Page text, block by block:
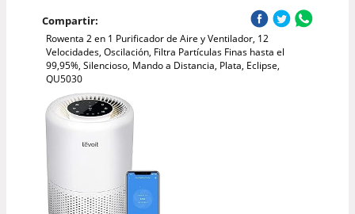
Compartir:
Rowenta 2 en 1 Purificador de Aire y Ventilador, 12
Velocidades, Oscilación, Filtra Partículas Finas hasta el
99,95%, Silencioso, Mando a Distancia, Plata, Eclipse,
QU5030